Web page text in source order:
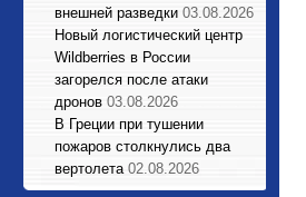
внешней разведки 03.08.2026
Новый логистический центр
Wildberries в России
загорелся после атаки
дронов 03.08.2026
В Греции при тушении
пожаров столкнулись два
вертолета 02.08.2026